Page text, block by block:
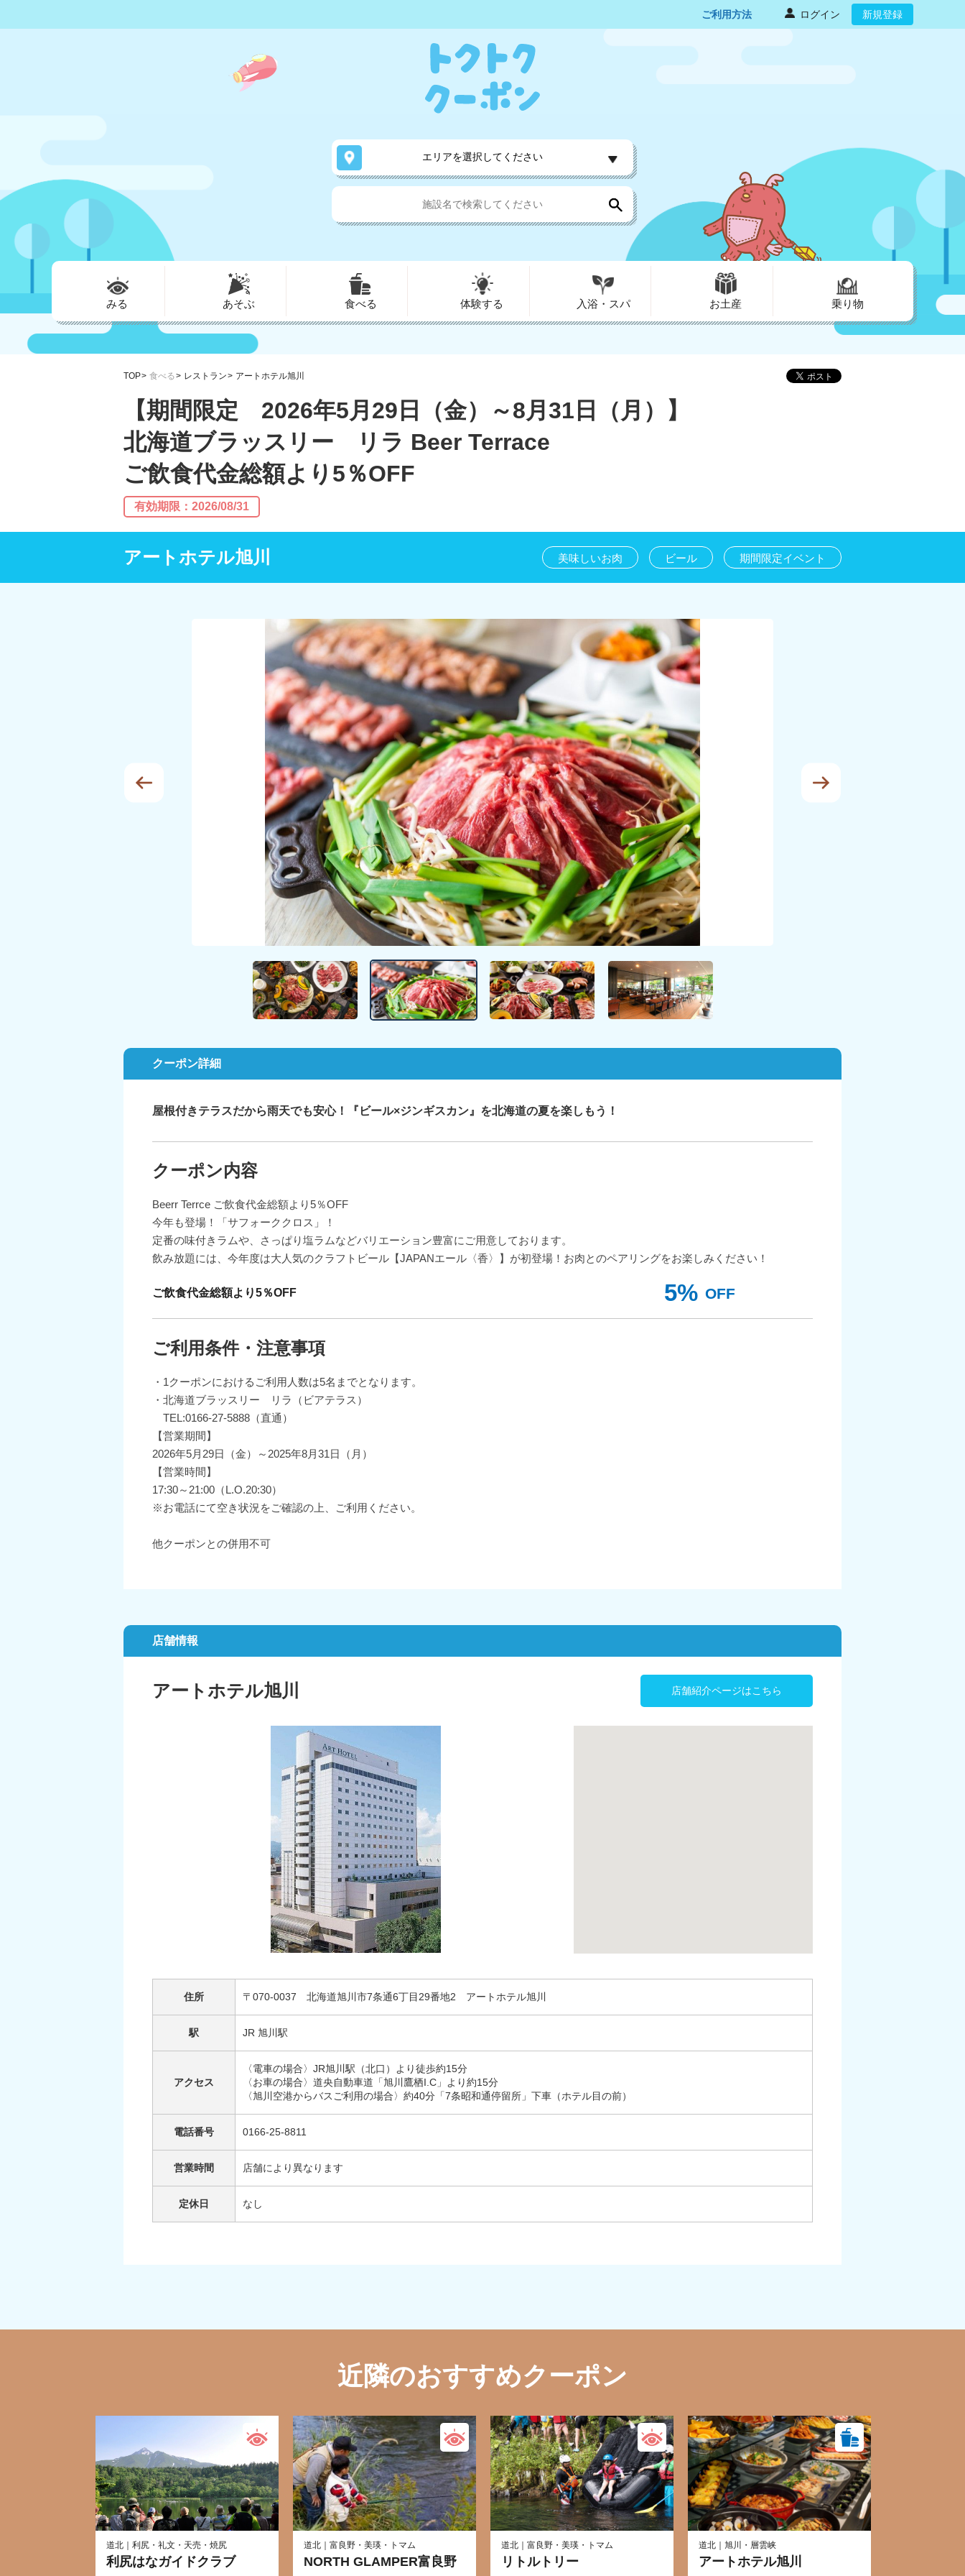
ご利用方法 ログイン 新規登録
エリアを選択してください
みる あそぶ 食べる 体験する 入浴・スパ お土産 乗り物
TOP 食べる レストラン アートホテル旭川
【期間限定 2026年5月29日（金）～8月31日（月）】
北海道ブラッスリー リラ Beer Terrace
ご飲食代金総額より5％OFF
有効期限：2026/08/31
アートホテル旭川 美味しいお肉 ビール 期間限定イベント
クーポン詳細
屋根付きテラスだから雨天でも安心！『ビール×ジンギスカン』を北海道の夏を楽しもう！
クーポン内容
Beerr Terrce ご飲食代金総額より5％OFF
今年も登場！「サフォーククロス」！
定番の味付きラムや、さっぱり塩ラムなどバリエーション豊富にご用意しております。
飲み放題には、今年度は大人気のクラフトビール【JAPANエール〈香〉】が初登場！お肉とのペアリングをお楽しみください！
ご飲食代金総額より5％OFF 5% OFF
ご利用条件・注意事項
・1クーポンにおけるご利用人数は5名までとなります。
・北海道ブラッスリー リラ（ビアテラス）
TEL:0166-27-5888（直通）
【営業期間】
2026年5月29日（金）～2025年8月31日（月）
【営業時間】
17:30～21:00（L.O.20:30）
※お電話にて空き状況をご確認の上、ご利用ください。
他クーポンとの併用不可
店舗情報
アートホテル旭川 店舗紹介ページはこちら
住所 〒070-0037 北海道旭川市7条通6丁目29番地2 アートホテル旭川
駅 JR 旭川駅
アクセス
〈電車の場合〉JR旭川駅（北口）より徒歩約15分
〈お車の場合〉道央自動車道「旭川鷹栖I.C」より約15分
〈旭川空港からバスご利用の場合〉約40分「7条昭和通停留所」下車（ホテル目の前）
電話番号 0166-25-8811
営業時間 店舗により異なります
定休日 なし
近隣のおすすめクーポン
道北｜利尻・礼文・天売・焼尻
利尻はなガイドクラブ
道北｜富良野・美瑛・トマム
NORTH GLAMPER富良野
道北｜富良野・美瑛・トマム
リトルトリー
道北｜旭川・層雲峡
アートホテル旭川